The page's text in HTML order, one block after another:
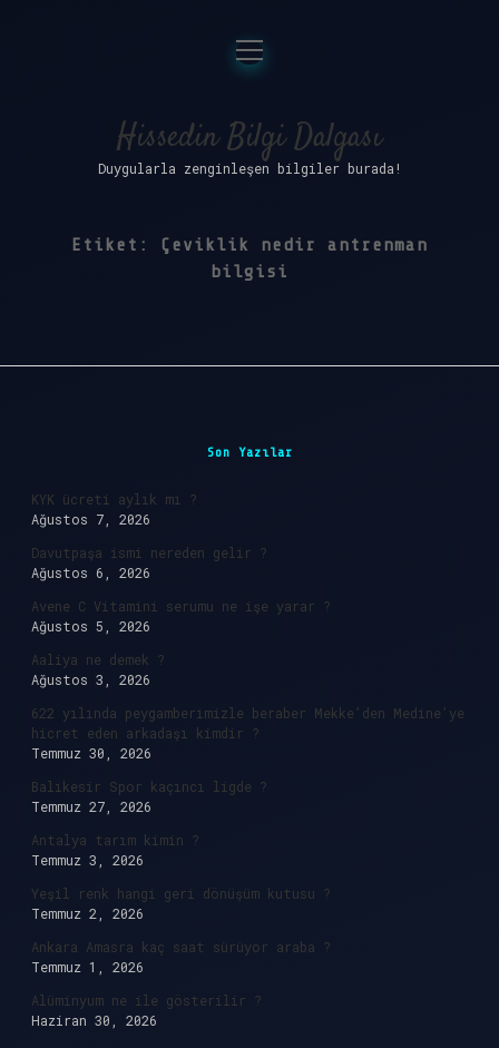
Anasayfa
Gizlilik Politikası
Yasal Uyarı
menüyü
aç
Hissedin Bilgi Dalgası
Duygularla zenginleşen bilgiler burada!
Etiket: Çeviklik nedir antrenman
bilgisi
Son Yazılar
KYK ücreti aylık mı ?
Ağustos 7, 2026
Davutpaşa ismi nereden gelir ?
Ağustos 6, 2026
Avene C Vitamini serumu ne işe yarar ?
Ağustos 5, 2026
Aaliya ne demek ?
Ağustos 3, 2026
622 yılında peygamberimizle beraber Mekke’den Medine’ye
hicret eden arkadaşı kimdir ?
Temmuz 30, 2026
Balıkesir Spor kaçıncı ligde ?
Temmuz 27, 2026
Antalya tarım kimin ?
Temmuz 3, 2026
Yeşil renk hangi geri dönüşüm kutusu ?
Temmuz 2, 2026
Ankara Amasra kaç saat sürüyor araba ?
Temmuz 1, 2026
Alüminyum ne ile gösterilir ?
Haziran 30, 2026